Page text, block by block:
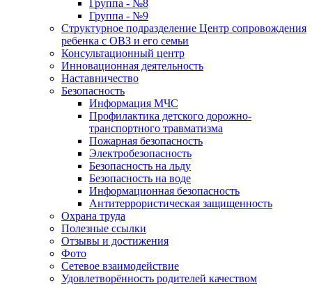
Группа - №8
Группа - №9
Структурное подразделение Центр сопровождения
ребенка с ОВЗ и его семьи
Консультационный центр
Инновационная деятельность
Наставничество
Безопасность
Информация МЧС
Профилактика детского дорожно-
транспортного травматизма
Пожарная безопасность
Электробезопасность
Безопасность на льду
Безопасность на воде
Информационная безопасность
Антитеррористическая защищенность
Охрана труда
Полезные ссылки
Отзывы и достижения
Фото
Сетевое взаимодействие
Удовлетворённость родителей качеством